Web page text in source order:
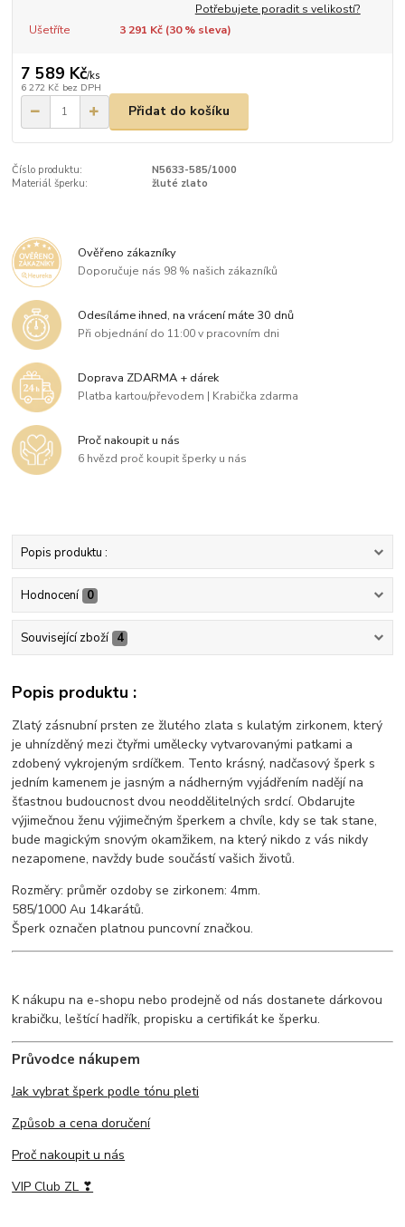
Potřebujete poradit s velikostí?
Ušetříte
3 291 Kč (30% sleva)
7 589 Kč/ks
6 272 Kč bez DPH
Přidat do košíku
Číslo produktu:
N5633-585/1000
Materiál šperku:
žluté zlato
Ověřeno zákazníky
Doporučuje nás 98 % našich zákazníků
Odesíláme ihned, na vrácení máte 30 dnů
Při objednání do 11:00 v pracovním dni
Doprava ZDARMA + dárek
Platba kartou/převodem | Krabička zdarma
Proč nakoupit u nás
6 hvězd proč koupit šperky u nás
Popis produktu :
Hodnocení 0
Související zboží 4
Popis produktu :
Zlatý zásnubní prsten ze žlutého zlata s kulatým zirkonem, který
je uhnízděný mezi čtyřmi umělecky vytvarovanými patkami a
zdobený vykrojeným srdíčkem. Tento krásný, nadčasový šperk s
jedním kamenem je jasným a nádherným vyjádřením nadějí na
šťastnou budoucnost dvou neoddělitelných srdcí. Obdarujte
výjimečnou ženu výjimečným šperkem a chvíle, kdy se tak stane,
bude magickým snovým okamžikem, na který nikdo z vás nikdy
nezapomene, navždy bude součástí vašich životů.
Rozměry: průměr ozdoby se zirkonem: 4mm.
585/1000 Au 14karátů.
Šperk označen platnou puncovní značkou.
K nákupu na e-shopu nebo prodejně od nás dostanete dárkovou
krabičku, leštící hadřík, propisku a certifikát ke šperku.
Průvodce nákupem
Jak vybrat šperk podle tónu pleti
Způsob a cena doručení
Proč nakoupit u nás
VIP Club ZL ❣